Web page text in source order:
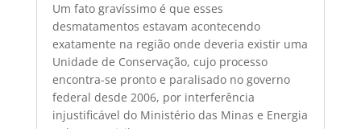
Um fato gravíssimo é que esses
desmatamentos estavam acontecendo
exatamente na região onde deveria existir uma
Unidade de Conservação, cujo processo
encontra-se pronto e paralisado no governo
federal desde 2006, por interferência
injustificável do Ministério das Minas e Energia